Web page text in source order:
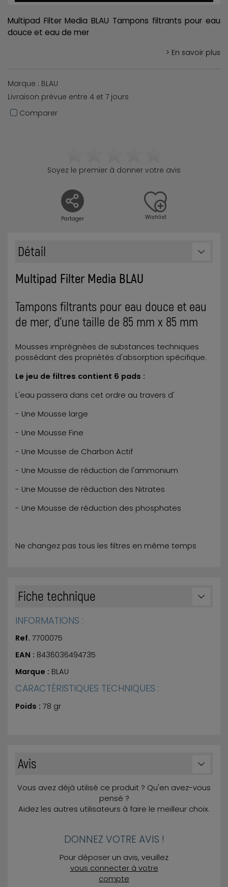
Multipad Filter Media BLAU Tampons filtrants pour eau
douce et eau de mer
> En savoir plus
Marque : BLAU
Livraison prévue entre 4 et 7 jours
Comparer
Partager
Soyez le premier à donner votre avis
Wishlist
Détail
Multipad Filter Media BLAU
Tampons filtrants pour eau douce et eau
de mer, d'une taille de 85 mm x 85 mm
Mousses imprégnées de substances techniques
possédant des propriétés d'absorption spécifique.
Le jeu de filtres contient 6 pads :
L'eau passera dans cet ordre au travers d'
- Une Mousse large
- Une Mousse Fine
- Une Mousse de Charbon Actif
- Une Mousse de réduction de l'ammonium
- Une Mousse de réduction des Nitrates
- Une Mousse de réduction des phosphates
Ne changez pas tous les filtres en même temps
Fiche technique
INFORMATIONS :
Ref. 7700075
EAN : 8436036494735
Marque : BLAU
CARACTÉRISTIQUES TECHNIQUES :
Poids : 78 gr
Avis
Vous avez déjà utilisé ce produit ? Qu'en avez-vous
pensé ?
Aidez les autres utilisateurs à faire le meilleur choix.
DONNEZ VOTRE AVIS !
Pour déposer un avis, veuillez
vous connecter à votre
compte